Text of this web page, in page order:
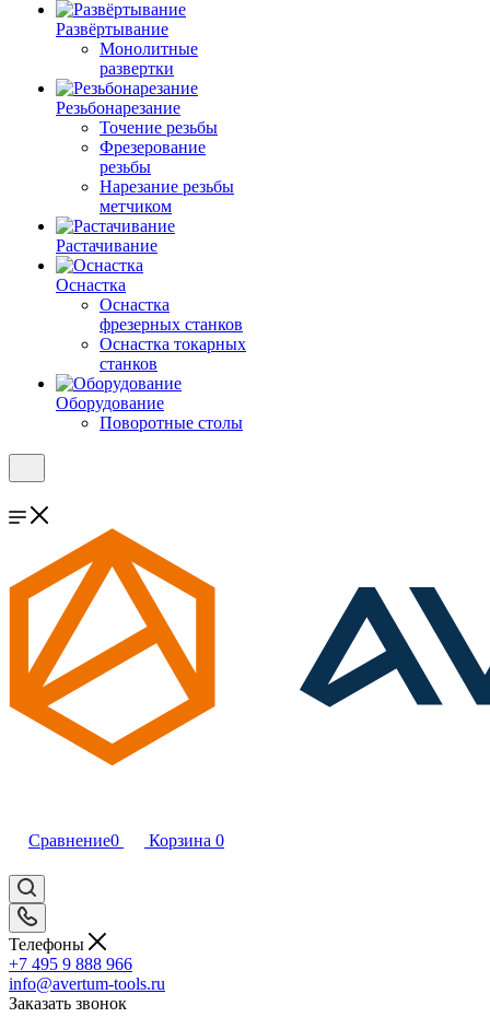
Развёртывание
Монолитные
развертки
Резьбонарезание
Точение резьбы
Фрезерование
резьбы
Нарезание резьбы
метчиком
Растачивание
Оснастка
Оснастка
фрезерных станков
Оснастка токарных
станков
Оборудование
Поворотные столы
Сравнение0 Корзина 0
Телефоны
+7 495 9 888 966
info@avertum-tools.ru
Заказать звонок